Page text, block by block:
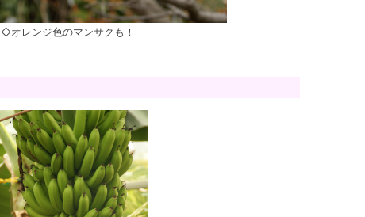
◇オレンジ色のマンサクも！